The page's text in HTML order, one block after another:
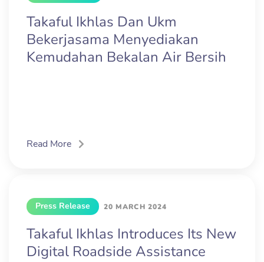
Takaful Ikhlas Dan Ukm
Bekerjasama Menyediakan
Kemudahan Bekalan Air Bersih
Read More
Press Release 20 MARCH 2024
Takaful Ikhlas Introduces Its New
Digital Roadside Assistance